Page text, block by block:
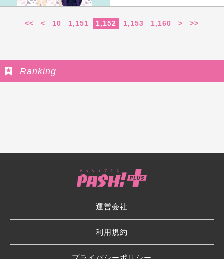
<< < 10 1,151 1,152 1,153 1,160 > >>
Ranking
運営会社
利用規約